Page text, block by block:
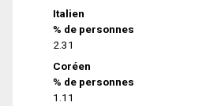
Italien
% de personnes
2.31
Coréen
% de personnes
1.11